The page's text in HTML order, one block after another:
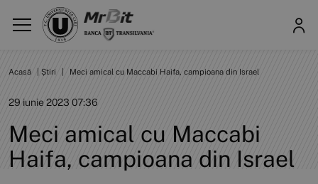
Acasă Știri Meci amical cu Maccabi Haifa, campioana din Israel
29 iunie 2023 07:36
Meci amical cu Maccabi
Haifa, campioana din Israel